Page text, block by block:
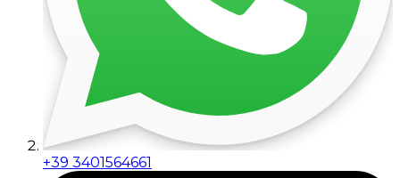
+39 3401564661